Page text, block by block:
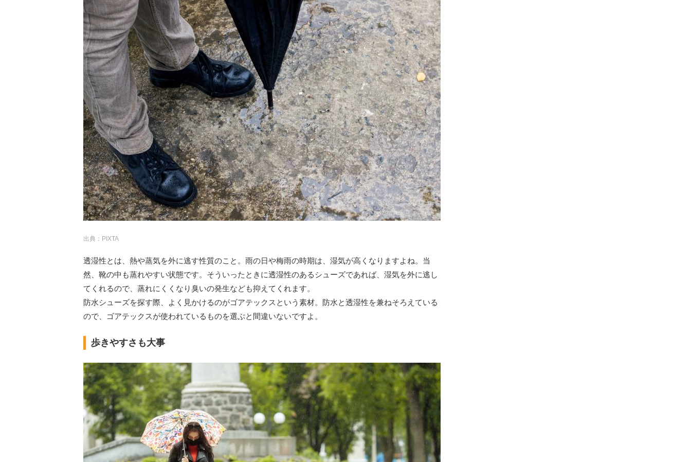
出典：PIXTA
透湿性とは、熱や蒸気を外に逃す性質のこと。雨の日や梅雨の時期は、湿気が高くなりますよね。当
然、靴の中も蒸れやすい状態です。そういったときに透湿性のあるシューズであれば、湿気を外に逃し
てくれるので、蒸れにくくなり臭いの発生なども抑えてくれます。
防水シューズを探す際、よく見かけるのがゴアテックスという素材。防水と透湿性を兼ねそろえている
ので、ゴアテックスが使われているものを選ぶと間違いないですよ。
歩きやすさも大事